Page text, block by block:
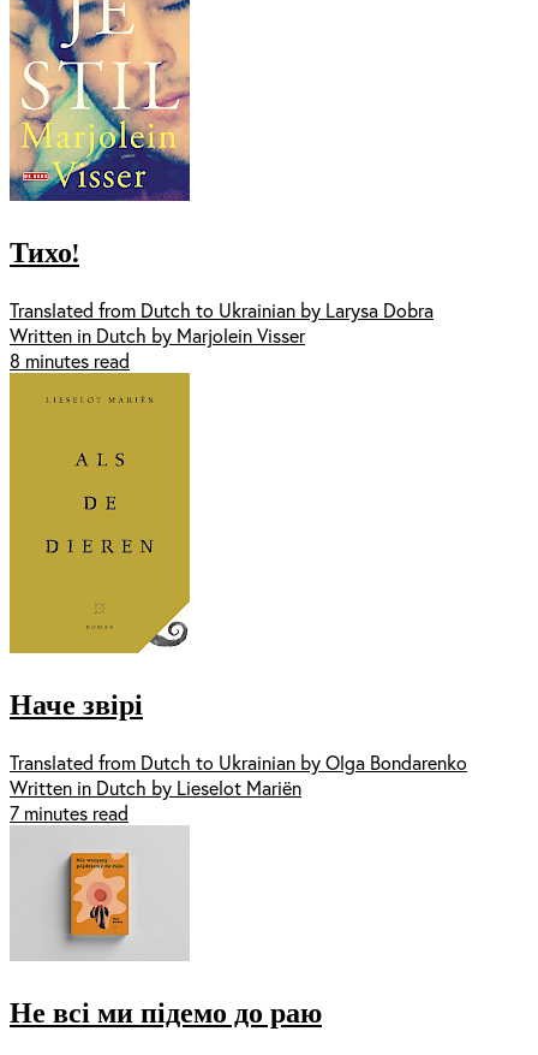
Тихо!
Translated from Dutch to Ukrainian by Larysa Dobra
Written in Dutch by Marjolein Visser
8 minutes read
Наче звірі
Translated from Dutch to Ukrainian by Olga Bondarenko
Written in Dutch by Lieselot Mariën
7 minutes read
Не всі ми підемо до раю